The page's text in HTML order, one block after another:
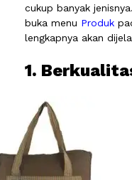
cukup banyak
buka menu Produk
lengkapnya akan
1.